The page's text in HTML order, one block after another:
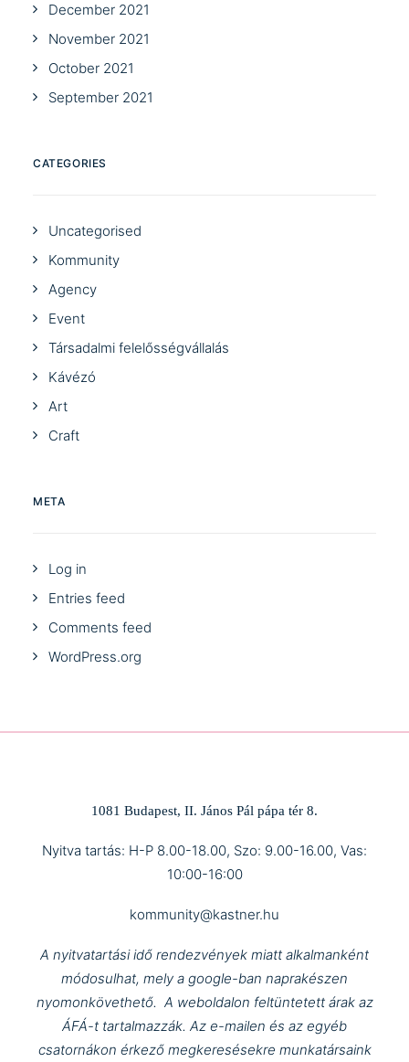
December 2021
November 2021
October 2021
September 2021
CATEGORIES
Uncategorised
Kommunity
Agency
Event
Társadalmi felelősségvállalás
Kávézó
Art
Craft
META
Log in
Entries feed
Comments feed
WordPress.org
1081 Budapest, II. János Pál pápa tér 8.
Nyitva tartás: H-P 8.00-18.00, Szo: 9.00-16.00, Vas:
10:00-16:00
kommunity@kastner.hu
A nyitvatartási idő rendezvények miatt alkalmanként
módosulhat, mely a google-ban naprakészen
nyomonkövethető. A weboldalon feltüntetett árak az
ÁFÁ-t tartalmazzák. Az e-mailen és az egyéb
csatornákon érkező megkeresésekre munkatársaink